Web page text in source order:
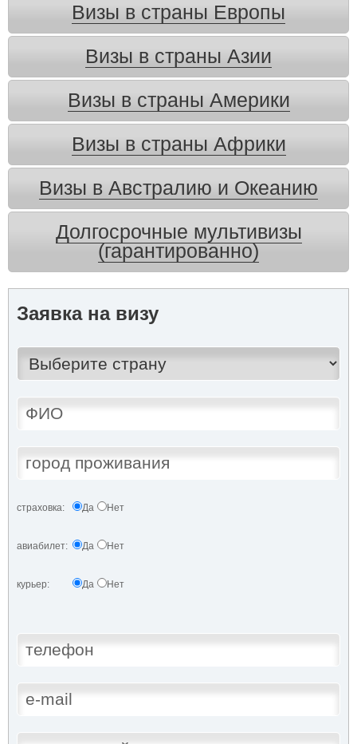
Визы в страны Европы
Визы в страны Азии
Визы в страны Америки
Визы в страны Африки
Визы в Австралию и Океанию
Долгосрочные мультивизы
(гарантированно)
Заявка на визу
страховка: Да Нет
авиабилет: Да Нет
курьер: Да Нет